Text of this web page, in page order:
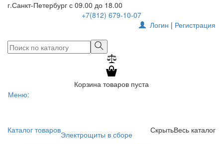
г.Санкт-Петербург с 09.00 до 18.00
+7(812) 679-10-07
Логин | Регистрация
Корзина товаров пуста
Меню:
Каталог товаров Весь каталог
Скрыть
Электрощиты в сборе